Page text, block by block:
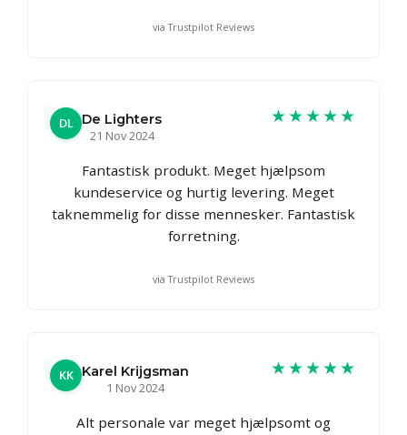
via Trustpilot Reviews
DL De Lighters
21 Nov 2024
★★★★★
Fantastisk produkt. Meget hjælpsom
kundeservice og hurtig levering. Meget
taknemmelig for disse mennesker. Fantastisk
forretning.
via Trustpilot Reviews
KK Karel Krijgsman
1 Nov 2024
★★★★★
Alt personale var meget hjælpsomt og